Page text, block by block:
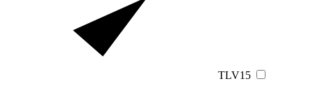
TLV15